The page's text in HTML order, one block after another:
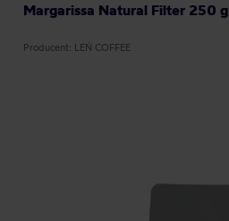
Margarissa Natural Filter 250 g
Producent: LEŃ COFFEE